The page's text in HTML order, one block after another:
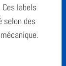
labels
selon des